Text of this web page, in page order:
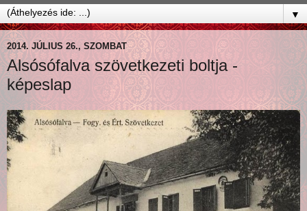
▼
2014. JÚLIUS 26., SZOMBAT
Alsósófalva szövetkezeti boltja -
képeslap